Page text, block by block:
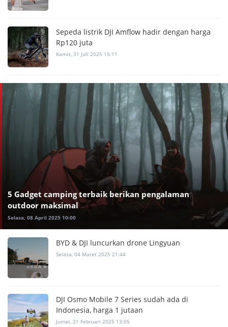
Sepeda listrik DJI Amflow hadir dengan harga
Rp120 juta
Kamis, 31 Juli 2025 15:11
5 Gadget camping terbaik berikan pengalaman
outdoor maksimal
Selasa, 08 April 2025 10:00
BYD & DJI luncurkan drone Lingyuan
Selasa, 04 Maret 2025 21:44
DJI Osmo Mobile 7 Series sudah ada di
Indonesia, harga 1 jutaan
Jumat, 21 Februari 2025 13:05